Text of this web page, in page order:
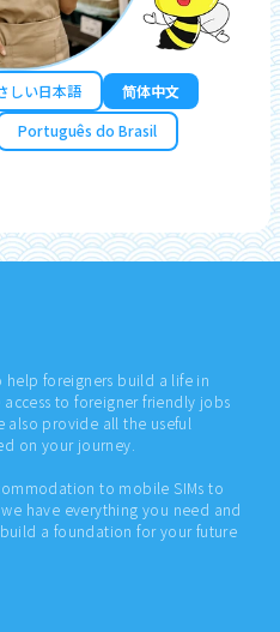
しい日本語
简体中文
Português do Brasil
help foreigners build a life in
to foreigner friendly jobs
also provide all the useful
on your journey.
to mobile SIMs to
have everything you need and
a foundation for your future